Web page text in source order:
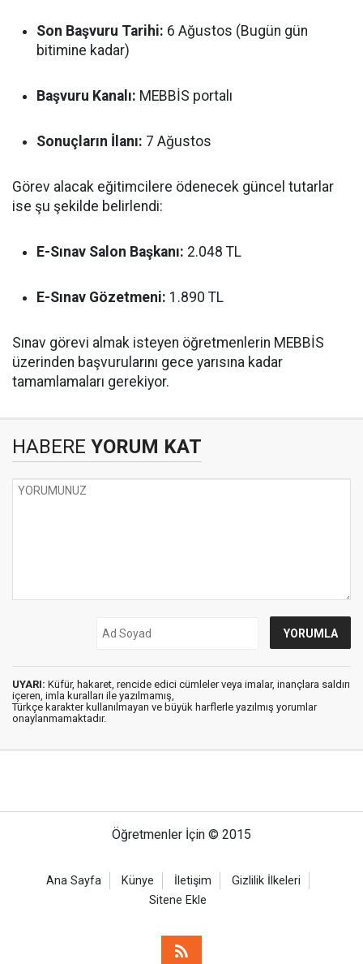
Son Başvuru Tarihi: 6 Ağustos (Bugün gün
bitimine kadar)
Başvuru Kanalı: MEBBİS portalı
Sonuçların İlanı: 7 Ağustos
Görev alacak eğitimcilere ödenecek güncel tutarlar
ise şu şekilde belirlendi:
E-Sınav Salon Başkanı: 2.048 TL
E-Sınav Gözetmeni: 1.890 TL
Sınav görevi almak isteyen öğretmenlerin MEBBİS
üzerinden başvurularını gece yarısına kadar
tamamlamaları gerekiyor.
HABERE YORUM KAT
UYARI: Küfür, hakaret, rencide edici cümleler veya imalar, inançlara saldırı
içeren, imla kuralları ile yazılmamış,
Türkçe karakter kullanılmayan ve büyük harflerle yazılmış yorumlar
onaylanmamaktadır.
Öğretmenler İçin © 2015
Ana Sayfa Künye İletişim
Gizlilik İlkeleri
Sitene Ekle